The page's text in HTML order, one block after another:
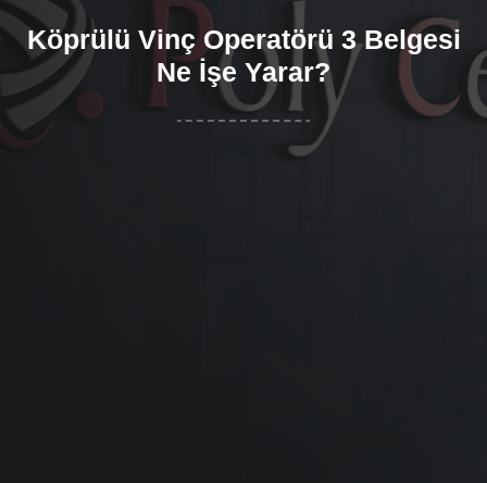
Köprülü Vinç Operatörü 3 Belgesi
Ne İşe Yarar?